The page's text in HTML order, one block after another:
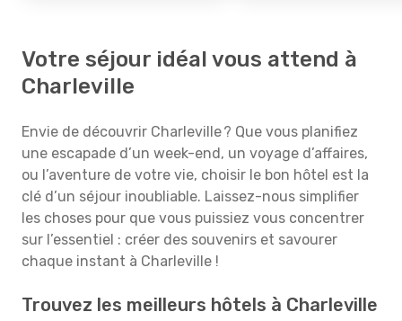
Votre séjour idéal vous attend à
Charleville
Envie de découvrir Charleville ? Que vous planifiez
une escapade d’un week-end, un voyage d’affaires,
ou l’aventure de votre vie, choisir le bon hôtel est la
clé d’un séjour inoubliable. Laissez-nous simplifier
les choses pour que vous puissiez vous concentrer
sur l’essentiel : créer des souvenirs et savourer
chaque instant à Charleville !
Trouvez les meilleurs hôtels à Charleville